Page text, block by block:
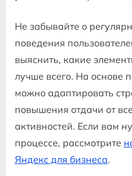
Не забывайте о
поведения
выяснить, какие
лучше всего. На основе
можно адаптировать
повышения отдачи от
активностей. Если вам
процессе, рассмотрите
Яндекс для бизнеса.